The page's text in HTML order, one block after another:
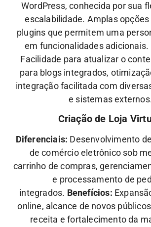
WordPress, conhecida por sua
escalabilidade. Amplas
plugins que permitem uma
em funcionalidades adicionais.
Facilidade para atualizar o
para blogs integrados,
integração facilitada com
e sistemas
Criação de Loja
Diferenciais: Desenvolvimento
de comércio eletrônico sob
carrinho de compras,
e processamento de
integrados. Benefícios:
online, alcance de novos
receita e fortalecimento da